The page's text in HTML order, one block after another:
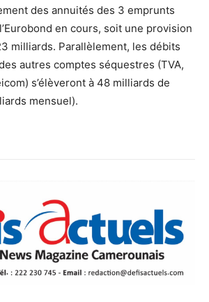
des annuités des 3 emprunts
en cours, soit une provision
milliards. Parallèlement, les débits
autres comptes séquestres (TVA,
s’élèveront à 48 milliards de
mensuel).